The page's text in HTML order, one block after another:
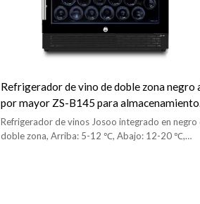
Refrigerador de vino de doble zona negro
por mayor ZS-B145 para almacenamiento
de vino de 24 vasos con estante de 4
alambres
Refrigerador de vinos Josoo integrado en negro
doble zona, Arriba: 5-12 ℃, Abajo: 12-20 ℃,